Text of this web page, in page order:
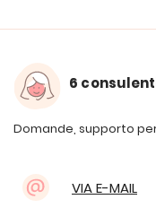
6
Domande, supporto
VIA E-MAIL